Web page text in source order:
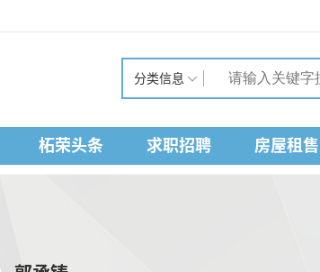
分类信息
柘荣头条 求职招聘 房屋租售